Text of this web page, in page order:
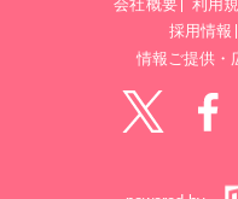
会社概要 利用
採用情報
情報ご提供・